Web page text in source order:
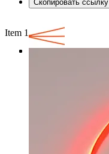
Скопировать ссылку
Item 1 of 3